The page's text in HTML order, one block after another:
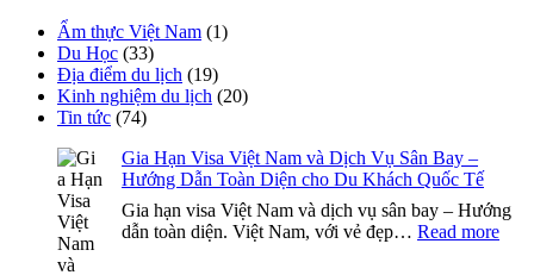
Ẩm thực Việt Nam (1)
Du Học (33)
Địa điểm du lịch (19)
Kinh nghiệm du lịch (20)
Tin tức (74)
Gia Hạn Visa Việt Nam và Dịch Vụ Sân Bay –
Hướng Dẫn Toàn Diện cho Du Khách Quốc Tế
Gia hạn visa Việt Nam và dịch vụ sân bay – Hướng
dẫn toàn diện. Việt Nam, với vẻ đẹp… Read more: